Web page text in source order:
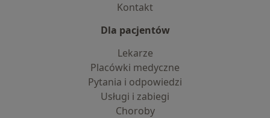
Kontakt
Dla pacjentów
Lekarze
Placówki medyczne
Pytania i odpowiedzi
Usługi i zabiegi
Choroby